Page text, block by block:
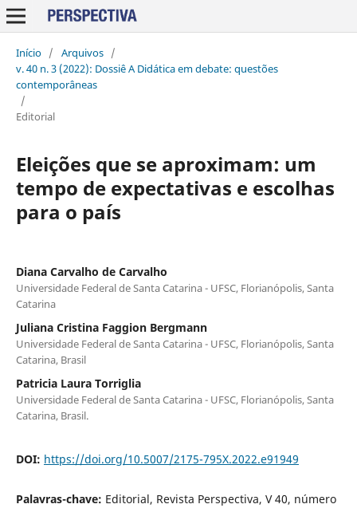
Início / Arquivos /
v. 40 n. 3 (2022): Dossiê A Didática em debate: questões
contemporâneas
/
Editorial
Eleições que se aproximam: um
tempo de expectativas e escolhas
para o país
Diana Carvalho de Carvalho
Universidade Federal de Santa Catarina - UFSC, Florianópolis, Santa
Catarina
Juliana Cristina Faggion Bergmann
Universidade Federal de Santa Catarina - UFSC, Florianópolis, Santa
Catarina, Brasil
Patricia Laura Torriglia
Universidade Federal de Santa Catarina - UFSC, Florianópolis, Santa
Catarina, Brasil.
DOI: https://doi.org/10.5007/2175-795X.2022.e91949
Palavras-chave: Editorial, Revista Perspectiva, V 40, número